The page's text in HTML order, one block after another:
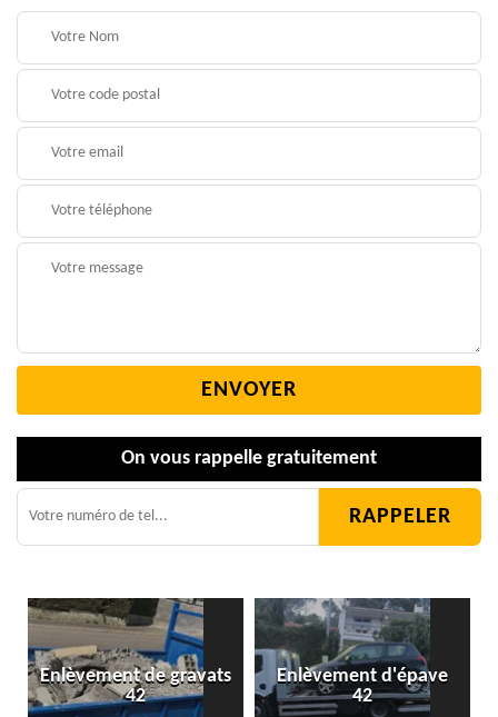
On vous rappelle gratuitement
Enlèvement de gravats
42
Enlèvement d'épave
42